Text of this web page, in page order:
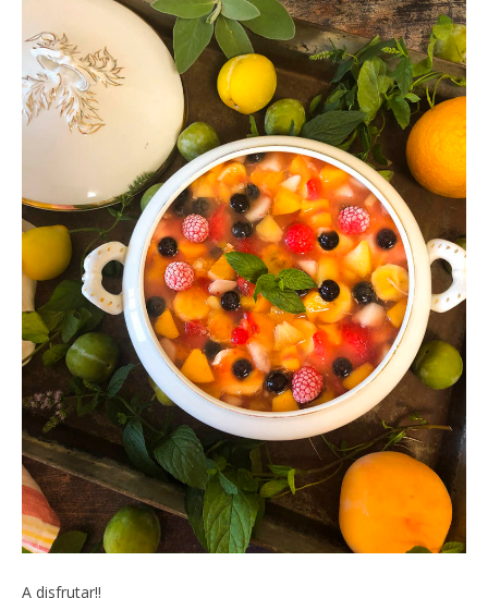
A disfrutar!!